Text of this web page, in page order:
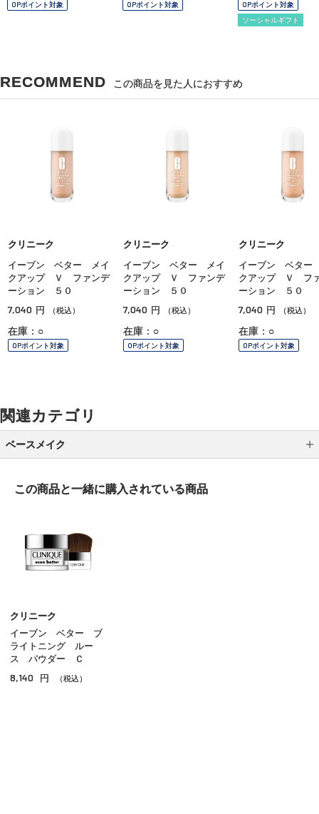
OPポイント対象 OPポイント対象
OPポイント対象
ソーシャルギフト
RECOMMEND この商品を見た人におすすめ
クリニーク
イーブン ベター メイ
クアップ Ｖ ファンデ
ーション ５０
7,040 円 （税込）
在庫：○
OPポイント対象
クリニーク
イーブン ベター メイ
クアップ Ｖ ファンデ
ーション ５０
7,040 円 （税込）
在庫：○
OPポイント対象
クリニーク
イーブン ベター
クアップ Ｖ フ
ーション ５０
7,040 円 （税込）
在庫：○
OPポイント対象
関連カテゴリ
ベースメイク
クリームファンデーション
パウダー
ＢＢ／ＣＣクリーム
コンシーラー
この商品と一緒に購入されている商品
クリニーク
イーブン ベター ブ
ライトニング ルー
ス パウダー Ｃ
8,140 円 （税込）